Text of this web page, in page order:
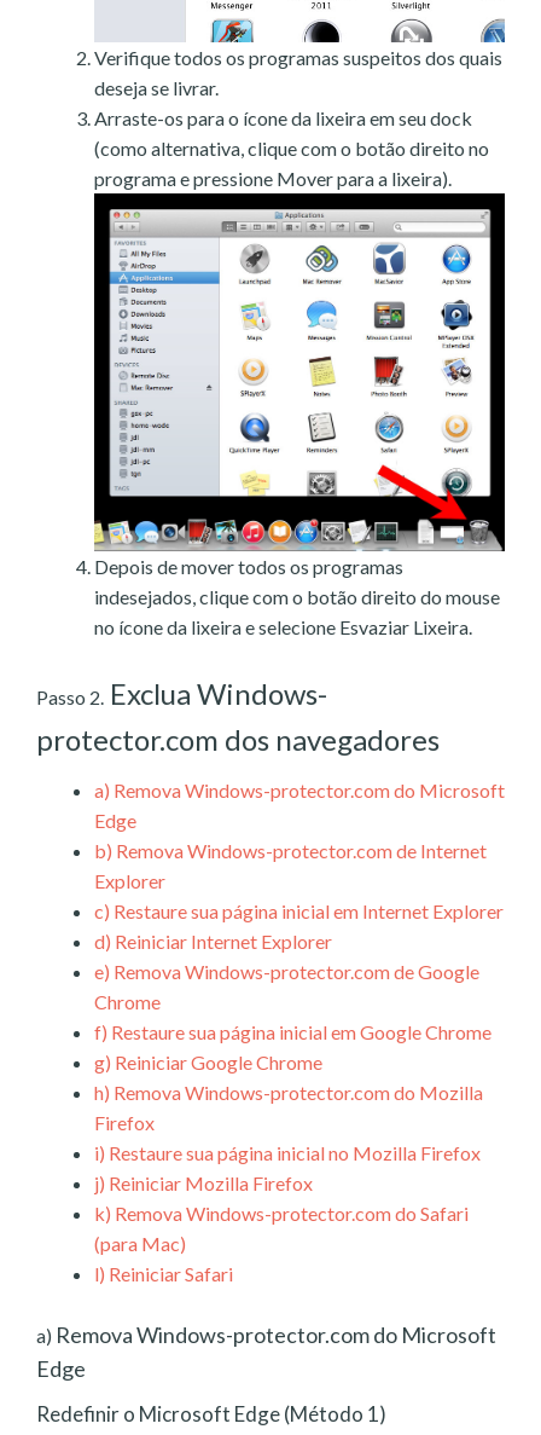
Verifique todos os programas suspeitos dos quais
deseja se livrar.
Arraste-os para o ícone da lixeira em seu dock
(como alternativa, clique com o botão direito no
programa e pressione Mover para a lixeira).
Depois de mover todos os programas
indesejados, clique com o botão direito do mouse
no ícone da lixeira e selecione Esvaziar Lixeira.
Passo 2. Exclua Windows-
protector.com dos navegadores
a) Remova Windows-protector.com do Microsoft
Edge
b) Remova Windows-protector.com de Internet
Explorer
c) Restaure sua página inicial em Internet Explorer
d) Reiniciar Internet Explorer
e) Remova Windows-protector.com de Google
Chrome
f) Restaure sua página inicial em Google Chrome
g) Reiniciar Google Chrome
h) Remova Windows-protector.com do Mozilla
Firefox
i) Restaure sua página inicial no Mozilla Firefox
j) Reiniciar Mozilla Firefox
k) Remova Windows-protector.com do Safari
(para Mac)
l) Reiniciar Safari
a) Remova Windows-protector.com do Microsoft
Edge
Redefinir o Microsoft Edge (Método 1)